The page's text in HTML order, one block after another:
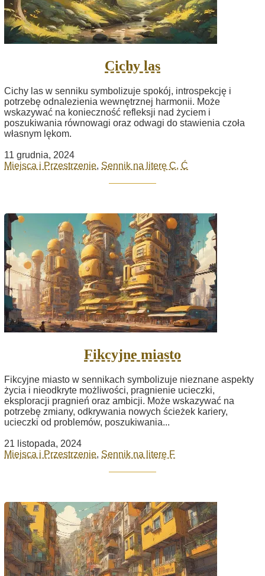
Cichy las
Cichy las w senniku symbolizuje spokój, introspekcję i
potrzebę odnalezienia wewnętrznej harmonii. Może
wskazywać na konieczność refleksji nad życiem i
poszukiwania równowagi oraz odwagi do stawienia czoła
własnym lękom.
11 grudnia, 2024
Miejsca i Przestrzenie, Sennik na literę C, Ć
Fikcyjne miasto
Fikcyjne miasto w sennikach symbolizuje nieznane aspekty
życia i nieodkryte możliwości, pragnienie ucieczki,
eksploracji pragnień oraz ambicji. Może wskazywać na
potrzebę zmiany, odkrywania nowych ścieżek kariery,
ucieczki od problemów, poszukiwania...
21 listopada, 2024
Miejsca i Przestrzenie, Sennik na literę F